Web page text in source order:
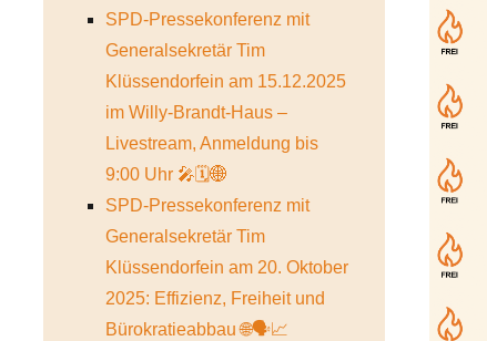
SPD-Pressekonferenz mit
Generalsekretär Tim
Klüssendorfein am 15.12.2025
im Willy-Brandt-Haus –
Livestream, Anmeldung bis
9:00 Uhr 🎤🗓️🌐
SPD-Pressekonferenz mit
Generalsekretär Tim
Klüssendorfein am 20. Oktober
2025: Effizienz, Freiheit und
Bürokratieabbau 🌐🗣️📈